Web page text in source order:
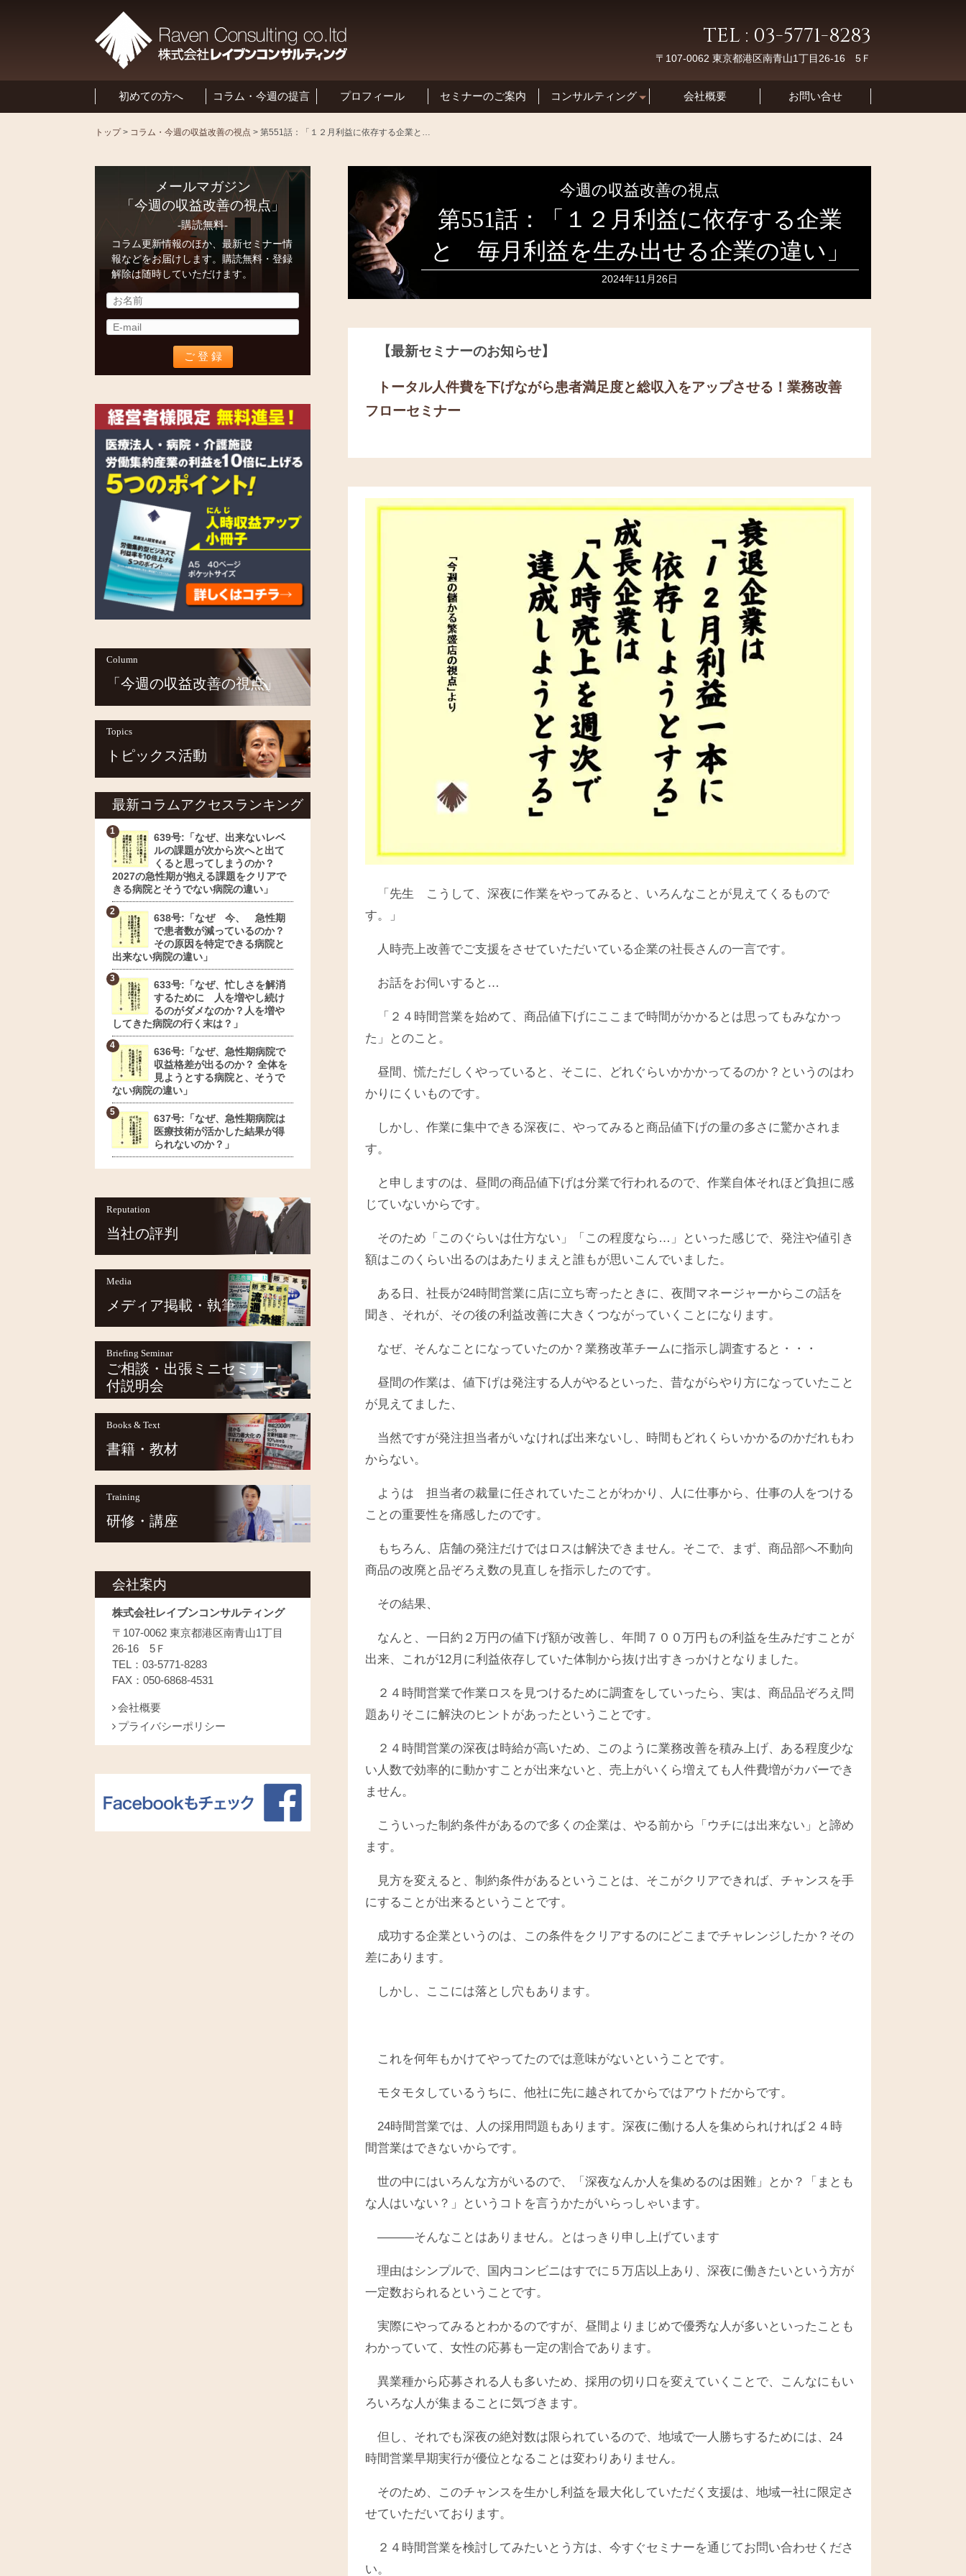
TEL : 03-5771-8283
〒107-0062 東京都港区南青山1丁目26-16 5Ｆ
初めての方へ コラム・今週の提言 プロフィール セミナーのご案内
コンサルティング
基本方針と特長
会社概要 お問い合せ
トップ> コラム・今週の収益改善の視点 > 第551話：「１２月利益に依存する企業と 毎月利益を生み出せる企業の違い」
今週の収益改善の視点
第551話：「１２月利益に依存する企業
と 毎月利益を生み出せる企業の違い」
2024年11月26日
【最新セミナーのお知らせ】
トータル人件費を下げながら患者満足度と総収入をアップさせる！ 業務改善
フローセミナー
「先生 こうして、深夜に作業をやってみると、いろんなことが見えてくるもので
す。」
人時売上改善でご支援をさせていただいている企業の社長さんの一言です。
お話をお伺いすると…
「２４時間営業を始めて、商品値下げにここまで時間がかかるとは思ってもみなかっ
た」とのこと。
昼間、慌ただしくやっていると、そこに、どれぐらいかかかってるのか？というのはわ
かりにくいものです。
しかし、作業に集中できる深夜に、やってみると商品値下げの量の多さに驚かされま
す。
と申しますのは、昼間の商品値下げは分業で行われるので、作業自体それほど負担に感
じていないからです。
そのため「このぐらいは仕方ない」「この程度なら…」といった感じで、発注や値引き
額はこのくらい出るのはあたりまえと誰もが思いこんでいました。
ある日、社長が24時間営業に店に立ち寄ったときに、夜間マネージャーからこの話を
聞き、それが、その後の利益改善に大きくつながっていくことになります。
なぜ、そんなことになっていたのか？業務改革チームに指示し調査すると・・・
昼間の作業は、値下げは発注する人がやるといった、昔ながらやり方になっていたこと
が見えてました、
当然ですが発注担当者がいなければ出来ないし、時間もどれくらいかかるのかだれもわ
からない。
ようは 担当者の裁量に任されていたことがわかり、人に仕事から、仕事の人をつける
ことの重要性を痛感したのです。
もちろん、店舗の発注だけではロスは解決できません。そこで、まず、商品部へ不動向
商品の改廃と品ぞろえ数の見直しを指示したのです。
その結果、
なんと、一日約２万円の値下げ額が改善し、年間７００万円もの利益を生みだすことが
出来、これが12月に利益依存していた体制から抜け出すきっかけとなりました。
２４時間営業で作業ロスを見つけるために調査をしていったら、実は、商品品ぞろえ問
題ありそこに解決のヒントがあったということです。
２４時間営業の深夜は時給が高いため、このように業務改善を積み上げ、ある程度少な
い人数で効率的に動かすことが出来ないと、売上がいくら増えても人件費増がカバーでき
ません。
こういった制約条件があるので多くの企業は、やる前から「ウチには出来ない」と諦め
ます。
見方を変えると、制約条件があるということは、そこがクリアできれば、チャンスを手
にすることが出来るということです。
成功する企業というのは、この条件をクリアするのにどこまでチャレンジしたか？その
差にあります。
しかし、ここには落とし穴もあります。
これを何年もかけてやってたのでは意味がないということです。
モタモタしているうちに、他社に先に越されてからではアウトだからです。
24時間営業では、人の採用問題もあります。深夜に働ける人を集められければ２４時
間営業はできないからです。
世の中にはいろんな方がいるので、「深夜なんか人を集めるのは困難」とか？「まとも
な人はいない？」というコトを言うかたがいらっしゃいます。
―――そんなことはありません。とはっきり申し上げています
理由はシンプルで、国内コンビニはすでに５万店以上あり、深夜に働きたいという方が
一定数おられるということです。
実際にやってみるとわかるのですが、昼間よりまじめで優秀な人が多いといったことも
わかっていて、女性の応募も一定の割合であります。
異業種から応募される人も多いため、採用の切り口を変えていくことで、こんなにもい
ろいろな人が集まることに気づきます。
但し、それでも深夜の絶対数は限られているので、地域で一人勝ちするためには、24
時間営業早期実行が優位となることは変わりありません。
そのため、このチャンスを生かし利益を最大化していただく支援は、地域一社に限定さ
せていただいております。
２４時間営業を検討してみたいとう方は、今すぐセミナーを通じてお問い合わせくださ
い。
メールマガジン
「今週の収益改善の視点」
-購読無料-
コラム更新情報のほか、最新セミナー情
報などをお届けします。購読無料・登録
解除は随時していただけます。
Column
「今週の収益改善の視点」
Topics
トピックス活動
最新コラムアクセスランキング
639号:「なぜ、出来ないレベ
ルの課題が次から次へと出て
くると思ってしまうのか？
2027の急性期が抱える課題をクリアで
きる病院とそうでない病院の違い」
638号:「なぜ 今、 急性期
で患者数が減っているのか？
その原因を特定できる病院と
出来ない病院の違い」
633号:「なぜ、忙しさを解消
するために 人を増やし続け
るのがダメなのか？人を増や
してきた病院の行く末は？」
636号:「なぜ、急性期病院で
収益格差が出るのか？ 全体を
見ようとする病院と、そうで
ない病院の違い」
637号:「なぜ、急性期病院は
医療技術が活かした結果が得
られないのか？」
Reputation
当社の評判
Media
メディア掲載・執筆
Briefing Seminar
ご相談・出張ミニセミナー
付説明会
Books & Text
書籍・教材
Training
研修・講座
会社案内
株式会社レイブンコンサルティング
〒107-0062 東京都港区南青山1丁目
26-16 5Ｆ
TEL：03-5771-8283
FAX：050-6868-4531
会社概要
プライバシーポリシー